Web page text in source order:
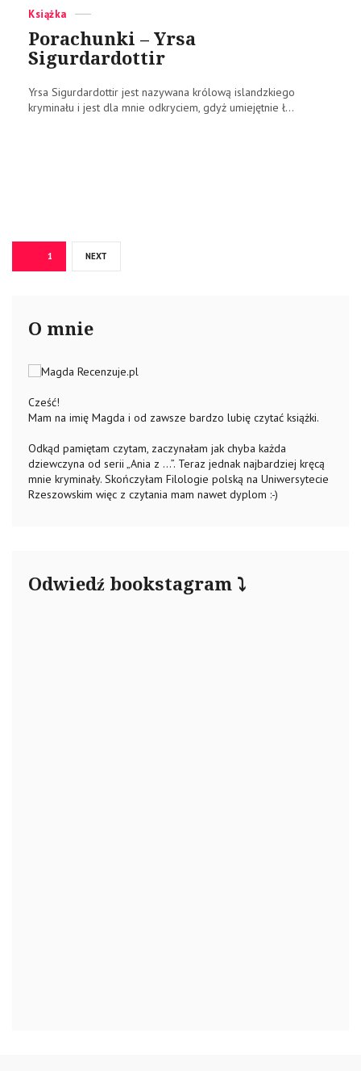
Categories
Książka
Porachunki – Yrsa
Sigurdardottir
Yrsa Sigurdardottir jest nazywana królową islandzkiego
kryminału i jest dla mnie odkryciem, gdyż umiejętnie ł...
Stronicowanie
wpisów
PAGE1 NEXT
O mnie
Cześć!
Mam na imię Magda i od zawsze bardzo lubię czytać książki.
Odkąd pamiętam czytam, zaczynałam jak chyba każda
dziewczyna od serii „Ania z …”. Teraz jednak najbardziej kręcą
mnie kryminały. Skończyłam Filologie polską na Uniwersytecie
Rzeszowskim więc z czytania mam nawet dyplom :-)
Odwiedź bookstagram ⤵